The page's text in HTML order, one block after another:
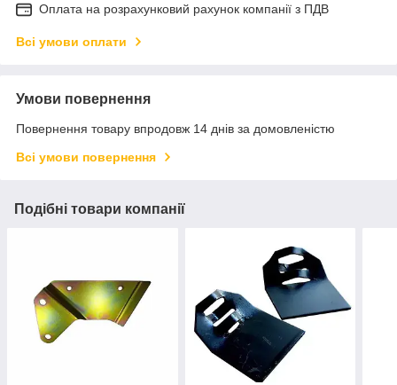
Оплата на розрахунковий рахунок компанії з ПДВ
Всі умови оплати
Умови повернення
Повернення товару впродовж 14 днів за домовленістю
Всі умови повернення
Подібні товари компанії